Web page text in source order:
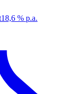
18,6 % p.a.